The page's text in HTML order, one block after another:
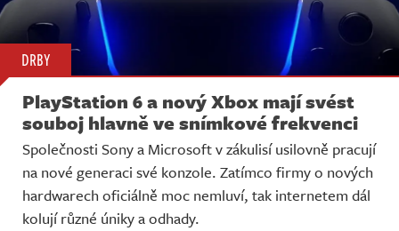
DRBY
PlayStation 6 a nový Xbox mají svést
souboj hlavně ve snímkové frekvenci
Společnosti Sony a Microsoft v zákulisí usilovně pracují
na nové generaci své konzole. Zatímco firmy o nových
hardwarech oficiálně moc nemluví, tak internetem dál
kolují různé úniky a odhady.